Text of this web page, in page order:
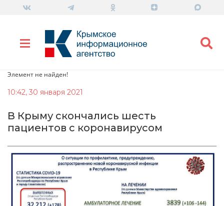
Элемент не найден!
10:42, 30 января 2021
В Крыму скончались шесть
пациентов с коронавирусом